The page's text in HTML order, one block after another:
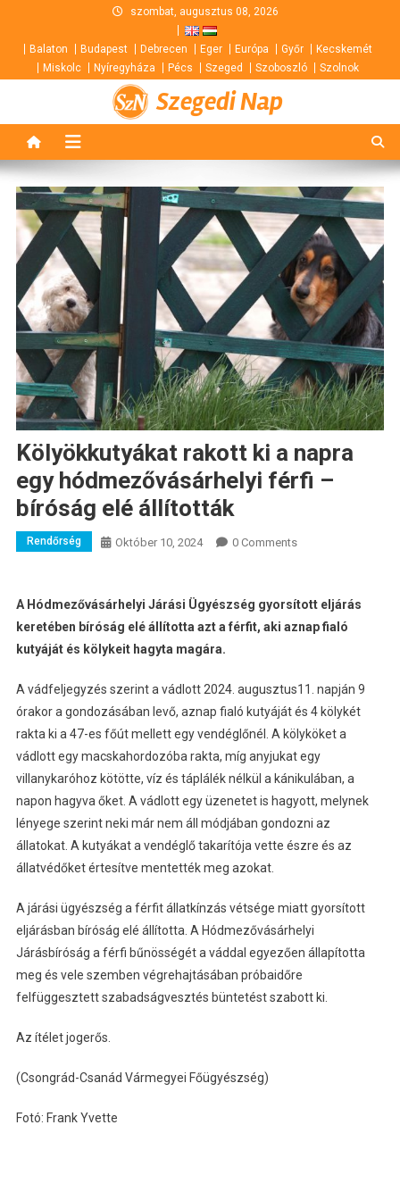
content
szombat, augusztus 08, 2026
Balaton Budapest Debrecen Eger Európa Győr
Kecskemét
Miskolc
Nyíregyháza Pécs Szeged Szoboszló Szolnok
Szegedi Nap
Kölyökkutyákat rakott ki a napra
egy hódmezővásárhelyi férfi –
bíróság elé állították
Rendőrség Október 10, 2024 0 Comments
A Hódmezővásárhelyi Járási Ügyészség gyorsított eljárás
keretében bíróság elé állította azt a férfit, aki aznap fialó
kutyáját és kölykeit hagyta magára.
A vádfeljegyzés szerint a vádlott 2024. augusztus11. napján 9
órakor a gondozásában levő, aznap fialó kutyáját és 4 kölykét
rakta ki a 47-es főút mellett egy vendéglőnél. A kölyköket a
vádlott egy macskahordozóba rakta, míg anyjukat egy
villanykaróhoz kötötte, víz és táplálék nélkül a kánikulában, a
napon hagyva őket. A vádlott egy üzenetet is hagyott, melynek
lényege szerint neki már nem áll módjában gondozni az
állatokat. A kutyákat a vendéglő takarítója vette észre és az
állatvédőket értesítve mentették meg azokat.
A járási ügyészség a férfit állatkínzás vétsége miatt gyorsított
eljárásban bíróság elé állította. A Hódmezővásárhelyi
Járásbíróság a férfi bűnösségét a váddal egyezően állapította
meg és vele szemben végrehajtásában próbaidőre
felfüggesztett szabadságvesztés büntetést szabott ki.
Az ítélet jogerős.
(Csongrád-Csanád Vármegyei Főügyészség)
Fotó: Frank Yvette